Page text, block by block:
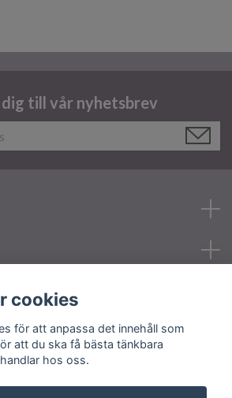
till vår nyhetsbrev
cookies
för att anpassa det innehåll som
att du ska få bästa tänkbara
hos oss.